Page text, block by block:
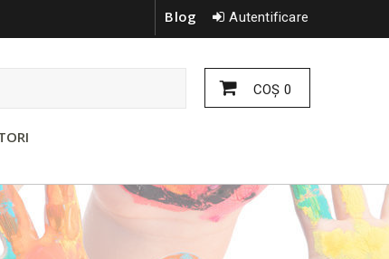
Autentificare
Blog
COŞ 0